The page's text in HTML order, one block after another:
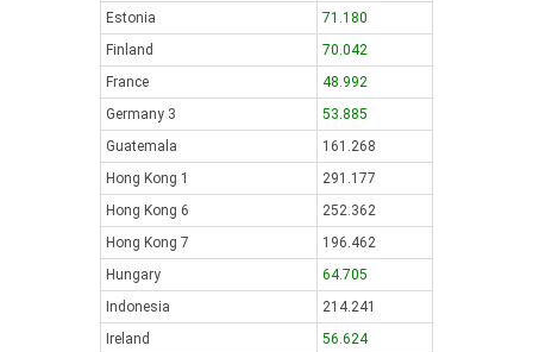
Estonia
71.180
Finland
70.042
France
48.992
Germany 3
53.885
Guatemala
161.268
Hong Kong 1
291.177
Hong Kong 6
252.362
Hong Kong 7
196.462
Hungary
64.705
Indonesia
214.241
Ireland
56.624